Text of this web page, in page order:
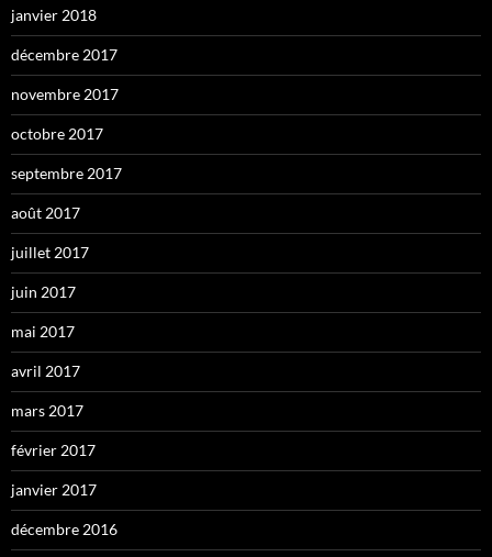
janvier 2018
décembre 2017
novembre 2017
octobre 2017
septembre 2017
août 2017
juillet 2017
juin 2017
mai 2017
avril 2017
mars 2017
février 2017
janvier 2017
décembre 2016